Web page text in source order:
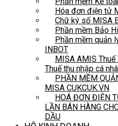
Hóa đơn điện tử
Chữ ký số MISA
Phần mềm Bảo
Phần mềm quản
INBOT
MISA AMIS
Thuế thu nhập cá
PHẦN MỀM
MISA CUKCUK.VN
HOÁ ĐƠN ĐIỆN
LẦN BÁN HÀNG
DẦU